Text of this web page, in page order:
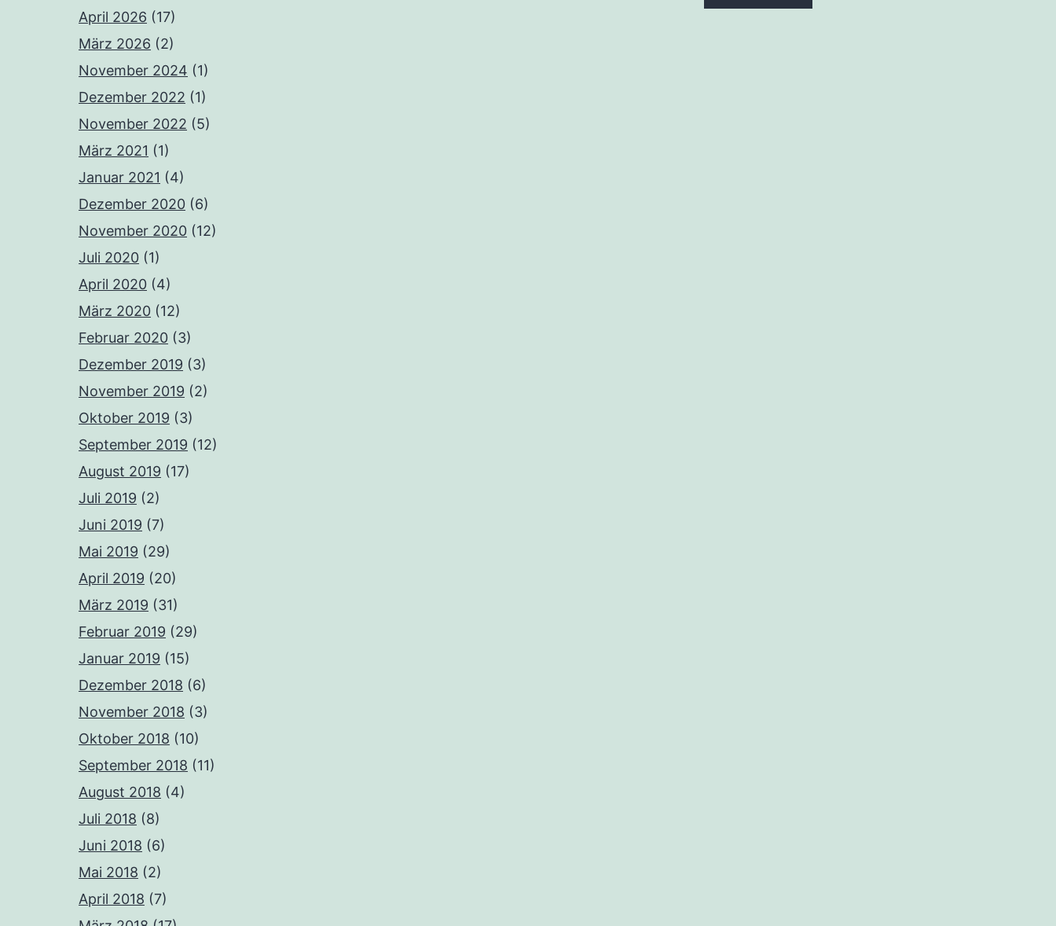
April 2026 (17)
März 2026 (2)
November 2024 (1)
Dezember 2022 (1)
November 2022 (5)
März 2021 (1)
Januar 2021 (4)
Dezember 2020 (6)
November 2020 (12)
Juli 2020 (1)
April 2020 (4)
März 2020 (12)
Februar 2020 (3)
Dezember 2019 (3)
November 2019 (2)
Oktober 2019 (3)
September 2019 (12)
August 2019 (17)
Juli 2019 (2)
Juni 2019 (7)
Mai 2019 (29)
April 2019 (20)
März 2019 (31)
Februar 2019 (29)
Januar 2019 (15)
Dezember 2018 (6)
November 2018 (3)
Oktober 2018 (10)
September 2018 (11)
August 2018 (4)
Juli 2018 (8)
Juni 2018 (6)
Mai 2018 (2)
April 2018 (7)